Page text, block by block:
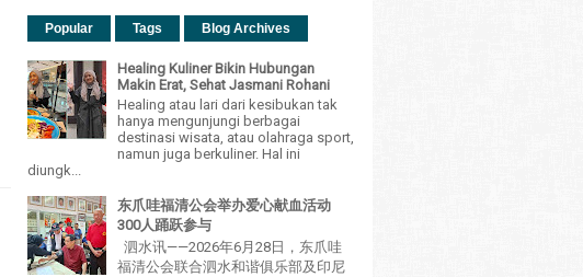
Popular Tags Blog Archives
Healing Kuliner Bikin Hubungan
Makin Erat, Sehat Jasmani Rohani
Healing atau lari dari kesibukan tak
hanya mengunjungi berbagai
destinasi wisata, atau olahraga sport,
namun juga berkuliner. Hal ini
diungk...
东爪哇福清公会举办爱心献血活动
300人踊跃参与
泗水讯——2026年6月28日，东爪哇
福清公会联合泗水和谐俱乐部及印尼